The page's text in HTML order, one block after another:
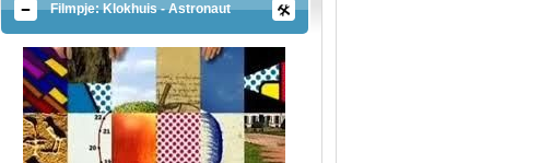
Filmpje: Klokhuis - Astronaut